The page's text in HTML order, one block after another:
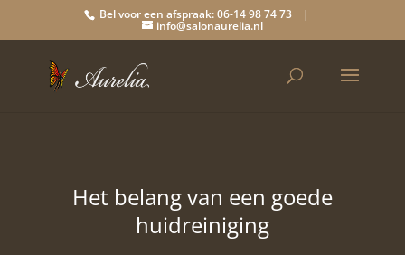
Bel voor een afspraak: 06-14 98 74 73 |
info@salonaurelia.nl
Het belang van een goede
huidreiniging